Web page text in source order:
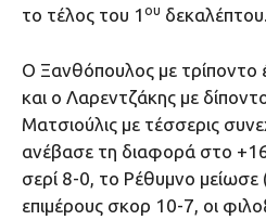
το τέλος του 1 ου δεκαλέπτου.
Ο Ξανθόπουλος με τρίποντο
και ο Λαρεντζάκης με
Ματσιούλις με τέσσερις
ανέβασε τη διαφορά στο
σερί 8-0, το Ρέθυμνο
επιμέρους σκορ 10-7, οι